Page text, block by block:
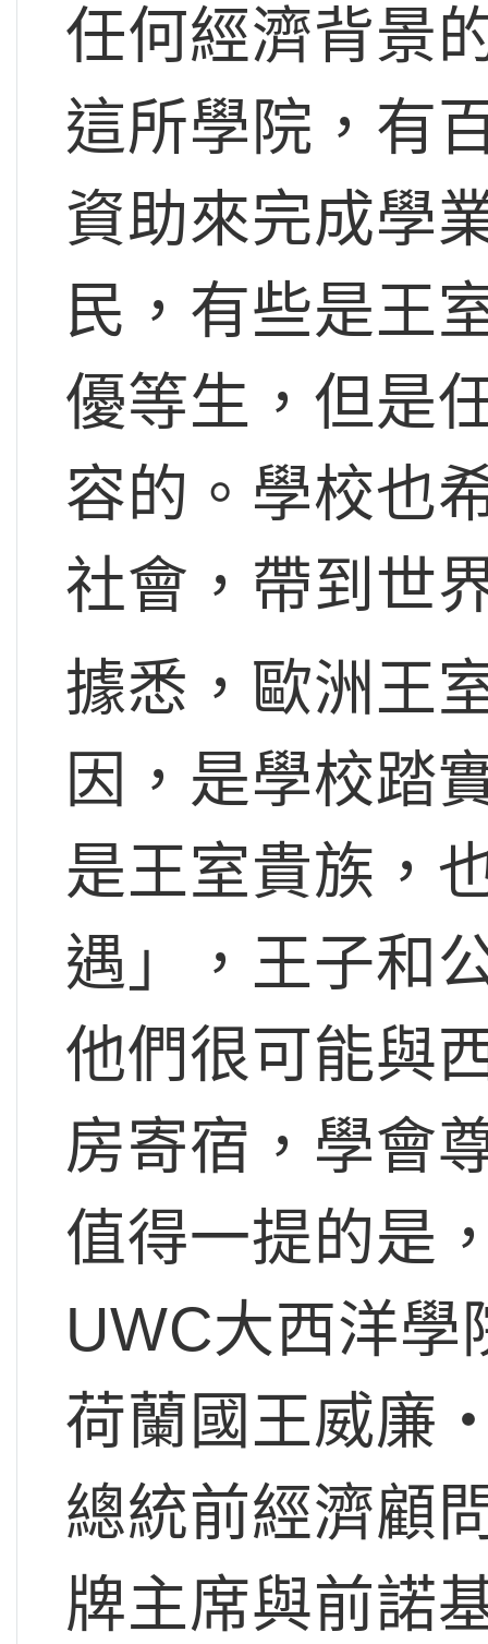
任何經濟背景
這所學院，有
資助來完成學
民，有些是王
優等生，但是
容的。學校也
社會，帶到世
據悉，歐洲王
因，是學校踏
是王室貴族，
遇」，王子和
他們很可能與
房寄宿，學會
值得一提的是
UWC大西洋學
荷蘭國王威廉
總統前經濟顧
牌主席與前諾